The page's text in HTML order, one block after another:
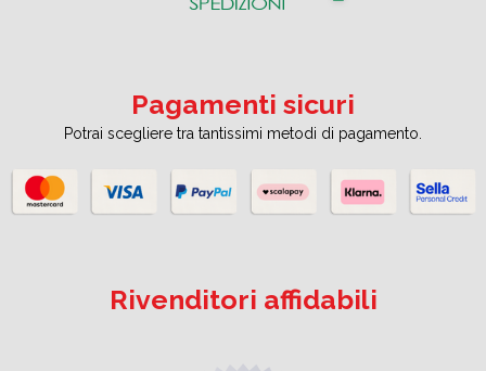
Pagamenti sicuri
Potrai scegliere tra tantissimi metodi di pagamento.
Rivenditori affidabili